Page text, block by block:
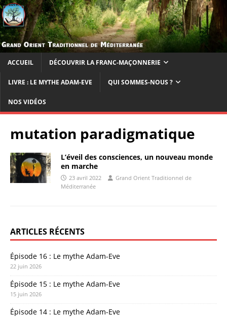
ACCUEIL DÉCOUVRIR LA FRANC-MAÇONNERIE
LIVRE : LE MYTHE ADAM-EVE QUI SOMMES-NOUS ?
NOS VIDÉOS
mutation paradigmatique
L’éveil des consciences, un nouveau monde
en marche
23 avril 2022
Grand Orient Traditionnel de
Méditerranée
ARTICLES RÉCENTS
Épisode 16 : Le mythe Adam-Eve
22 juin 2026
Épisode 15 : Le mythe Adam-Eve
15 juin 2026
Épisode 14 : Le mythe Adam-Eve